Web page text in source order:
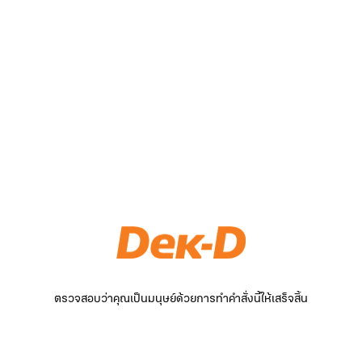
ตรวจสอบว่าคุณเป็นมนุษย์ด้วยการทำคำสั่งนี้ให้เสร็จสิ้น